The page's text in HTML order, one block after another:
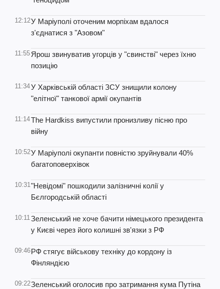
12:12У Маріуполі оточеним морпіхам вдалося
з'єднатися з "Азовом"
11:55 Ярош звинуватив угорців у "свинстві" через їхню
позицію
11:34У Харківській області ЗСУ знищили колону
"елітної" танкової армії окупантів
11:14The Hardkiss випустили пронизливу пісню про
війну
10:52У Маріуполі окупанти повністю зруйнували 40%
багатоповерхівок
10:31"Невідомі" пошкодили залізничні колії у
Бєлгородській області
10:11Зеленський не хоче бачити німецького президента
у Києві через його колишні зв'язки з РФ
09:46РФ стягує військову техніку до кордону із
Фінляндією
09:22Зеленський оголосив про затримання кума Путіна